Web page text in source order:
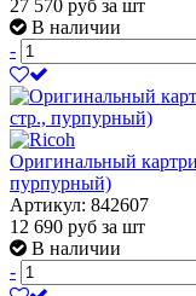
27 570 руб за шт
В наличии
-
Оригинальный
пурпурный)
Артикул: 842607
12 690 руб за шт
В наличии
-